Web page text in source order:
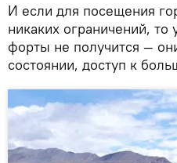
И если для посещения
никаких ограничений, то
форты не получится —
состоянии, доступ к